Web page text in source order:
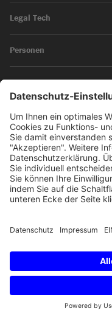
Legal Tech
Personen
News